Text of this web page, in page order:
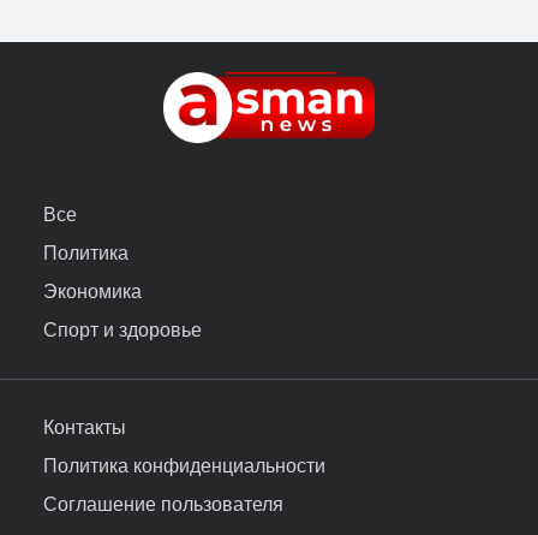
Все
Политика
Экономика
Спорт и здоровье
Контакты
Политика конфиденциальности
Соглашение пользователя